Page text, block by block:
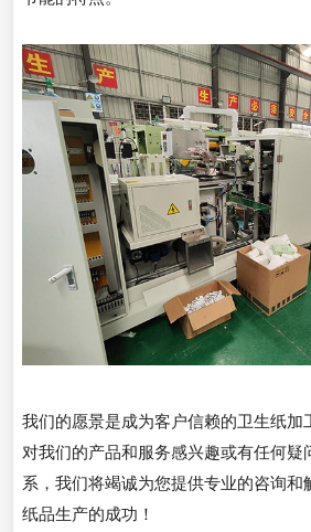
我们的愿景是成为客户信赖的卫生纸加
对我们的产品和服务感兴趣或有任何疑
系，我们将竭诚为您提供专业的咨询和
纸品生产的成功！